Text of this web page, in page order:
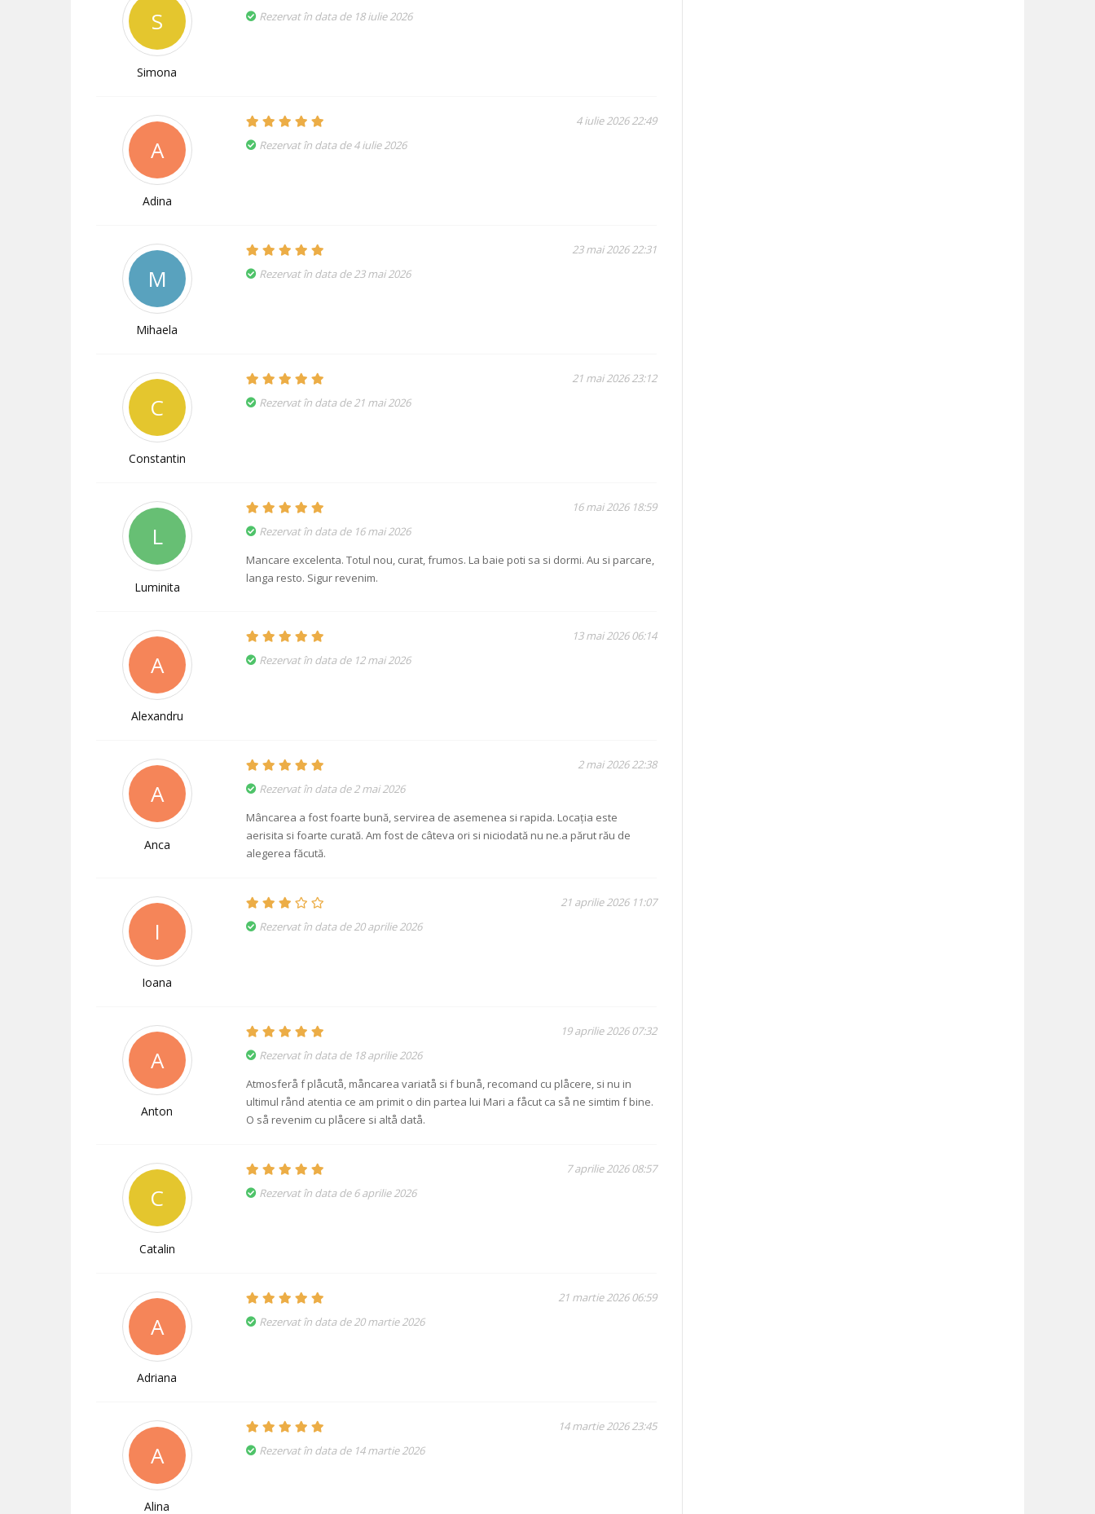
S
Simona
Rezervat în data de 18 iulie 2026
A
Adina
4 iulie 2026 22:49
Rezervat în data de 4 iulie 2026
M
Mihaela
23 mai 2026 22:31
Rezervat în data de 23 mai 2026
C
Constantin
21 mai 2026 23:12
Rezervat în data de 21 mai 2026
L
Luminita
16 mai 2026 18:59
Rezervat în data de 16 mai 2026
Mancare excelenta. Totul nou, curat, frumos. La baie poti sa si dormi. Au si parcare,
langa resto. Sigur revenim.
A
Alexandru
13 mai 2026 06:14
Rezervat în data de 12 mai 2026
A
Anca
2 mai 2026 22:38
Rezervat în data de 2 mai 2026
Mâncarea a fost foarte bună, servirea de asemenea si rapida. Locația este
aerisita si foarte curată. Am fost de câteva ori si niciodată nu ne.a părut rău de
alegerea făcută.
I
Ioana
21 aprilie 2026 11:07
Rezervat în data de 20 aprilie 2026
A
Anton
19 aprilie 2026 07:32
Rezervat în data de 18 aprilie 2026
Atmosferå f plåcutå, måncarea variatå si f bunå, recomand cu plåcere, si nu in
ultimul rånd atentia ce am primit o din partea lui Mari a fåcut ca så ne simtim f bine.
O så revenim cu plåcere si altå datå.
C
Catalin
7 aprilie 2026 08:57
Rezervat în data de 6 aprilie 2026
A
Adriana
21 martie 2026 06:59
Rezervat în data de 20 martie 2026
A
Alina
14 martie 2026 23:45
Rezervat în data de 14 martie 2026